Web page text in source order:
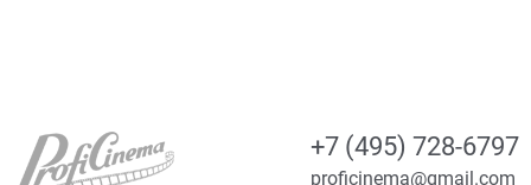
+7 (495) 728-6797
proficinema@gmail.com